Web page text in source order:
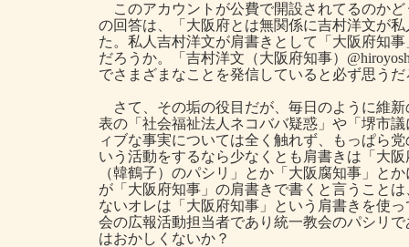
このアカウントが公費で開設されてるのか
の回答は、「大阪府とは無関係に吉村洋文が
た。私人吉村洋文が肩書きとして「大阪府知
だろうか。「吉村洋文（大阪府知事）
でさまざまなことを発信していると必ず思うだ
さて、その垢の役目だが、毎日のように維
表の「社会福祉法人ネコババ疑惑」や「堺市
ィブな事実については全く触れず、もっぱら
いう活動をするなら少なくとも肩書きは「大
（韓鶴子）のパシリ」とか「大阪腐知事」と
が「大阪府知事」の肩書きで書くと言うこと
ないオレは「大阪府知事」という肩書きを使
会の広報活動担当者であり統一教会のパシリ
はおかしくないか？